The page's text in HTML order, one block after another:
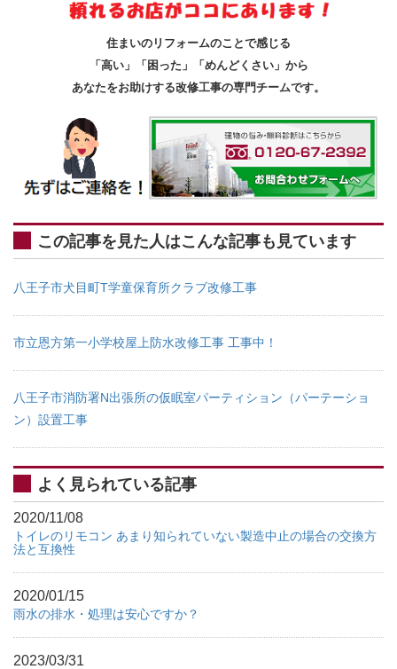
住まいのリフォームのことで感じる
「高い」「困った」「めんどくさい」から
あなたをお助けする改修工事の専門チームです。
この記事を見た人はこんな記事も見ています
八王子市犬目町T学童保育所クラブ改修工事
市立恩方第一小学校屋上防水改修工事 工事中！
八王子市消防署N出張所の仮眠室パーティション（パーテーショ
ン）設置工事
よく見られている記事
2020/11/08
トイレのリモコン あまり知られていない製造中止の場合の交換方
法と互換性
2020/01/15
雨水の排水・処理は安心ですか？
2023/03/31